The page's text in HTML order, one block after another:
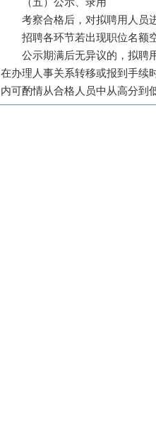
考察合格后，对拟聘用人员
招聘各环节若出现职位名额
公示期满后无异议的，拟聘
在办理人事关系转移或报到手续
内可酌情从合格人员中从高分到